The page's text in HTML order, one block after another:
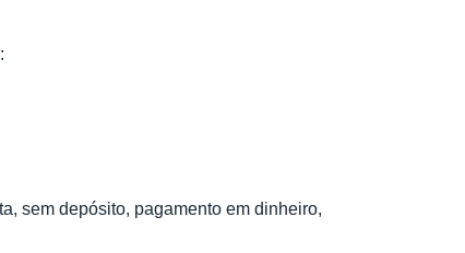
sem depósito, pagamento em dinheiro,